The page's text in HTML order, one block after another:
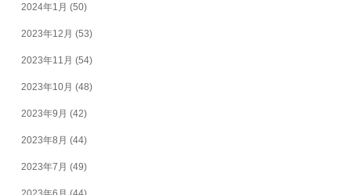
2024年1月 (50)
2023年12月 (53)
2023年11月 (54)
2023年10月 (48)
2023年9月 (42)
2023年8月 (44)
2023年7月 (49)